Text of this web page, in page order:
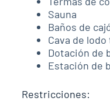
Sauna
Baños de
Cava de
Dotación de
Estación de
Restricciones: